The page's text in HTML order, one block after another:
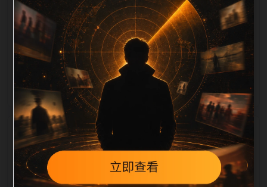
的层级路径，减少用户反复返回搜索页。第27篇作为本
栏目的初始建设内容，主要用于补齐栏目深度、稳定内
链结构，并为后续专题聚合提供可点击入口。如果后续
发现页面缺图、标题过短、描述为空或正文不足，将进
入每日 SEO 检查清单自动修正。
相关问题
网红爆料后续如何更新？按每日少量、主题相
关、图片本地化的方式持续补充。